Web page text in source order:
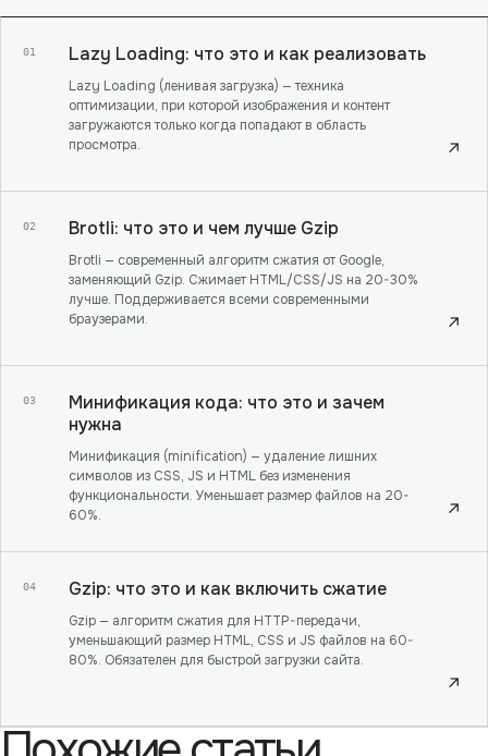
01 Lazy Loading: что это и как реализовать
Lazy Loading (ленивая загрузка) — техника
оптимизации, при которой изображения и контент
загружаются только когда попадают в область
просмотра.
↗
02 Brotli: что это и чем лучше Gzip
Brotli — современный алгоритм сжатия от Google,
заменяющий Gzip. Сжимает HTML/CSS/JS на 20-30%
лучше. Поддерживается всеми современными
браузерами.
↗
03
Минификация кода: что это и зачем
нужна
Минификация (minification) — удаление лишних
символов из CSS, JS и HTML без изменения
функциональности. Уменьшает размер файлов на 20-
60%.
↗
04 Gzip: что это и как включить сжатие
Gzip — алгоритм сжатия для HTTP-передачи,
уменьшающий размер HTML, CSS и JS файлов на 60-
80%. Обязателен для быстрой загрузки сайта.
↗